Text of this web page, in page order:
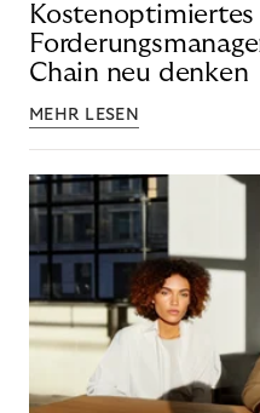
Kostenoptimiertes
Chain neu denken
MEHR LESEN